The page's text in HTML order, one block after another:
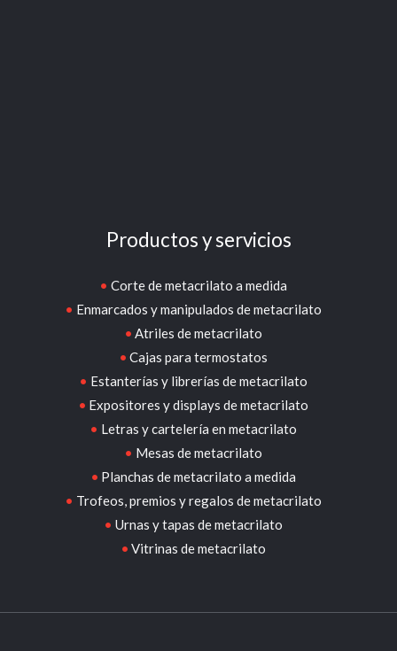
Productos y servicios
Corte de metacrilato a medida
Enmarcados y manipulados de metacrilato
Atriles de metacrilato
Cajas para termostatos
Estanterías y librerías de metacrilato
Expositores y displays de metacrilato
Letras y cartelería en metacrilato
Mesas de metacrilato
Planchas de metacrilato a medida
Trofeos, premios y regalos de metacrilato
Urnas y tapas de metacrilato
Vitrinas de metacrilato